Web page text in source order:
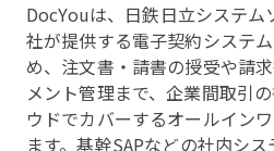
DocYouは、日鉄日立システ
社が提供する電子契約システ
め、注文書・請書の授受や請
メント管理まで、企業間取引
ウドでカバーするオールイン
ます。基幹SAPなどの社内シ